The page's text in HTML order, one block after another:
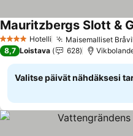
4 Tähtiluokitus
Hotelli Maisemalliset
Mauritzbergs Slott &
8,7 Loistava 628
Valitse päivät nähdäksesi